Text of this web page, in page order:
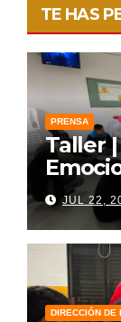
TE HAS
PRENSA
Taller
JUL 22,
DIRECCIÓN DE